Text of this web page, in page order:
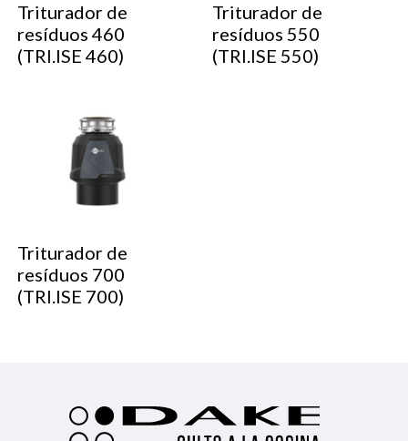
Triturador de
resíduos 460
(TRI.ISE 460)
Triturador de
resíduos 550
(TRI.ISE 550)
Triturador de
resíduos 700
(TRI.ISE 700)